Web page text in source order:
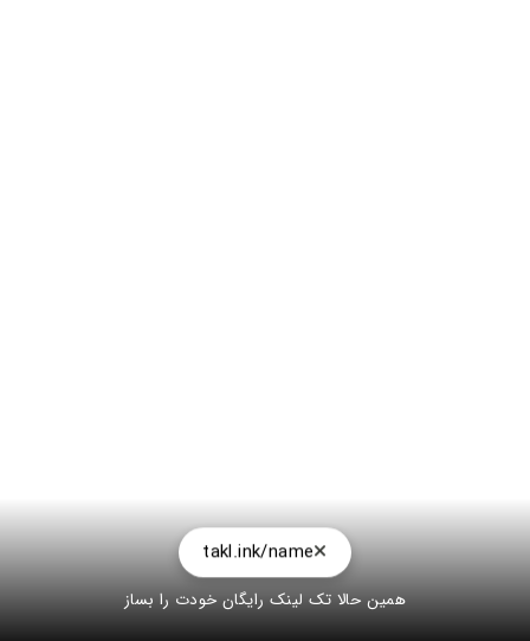
takl.ink/name
همین حالا تک لینک رایگان خودت را بساز